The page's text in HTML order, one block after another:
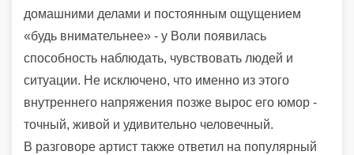
домашними делами и постоянным ощущением
«будь внимательнее» - у Воли появилась
способность наблюдать, чувствовать людей и
ситуации. Не исключено, что именно из этого
внутреннего напряжения позже вырос его юмор -
точный, живой и удивительно человечный.
В разговоре артист также ответил на популярный